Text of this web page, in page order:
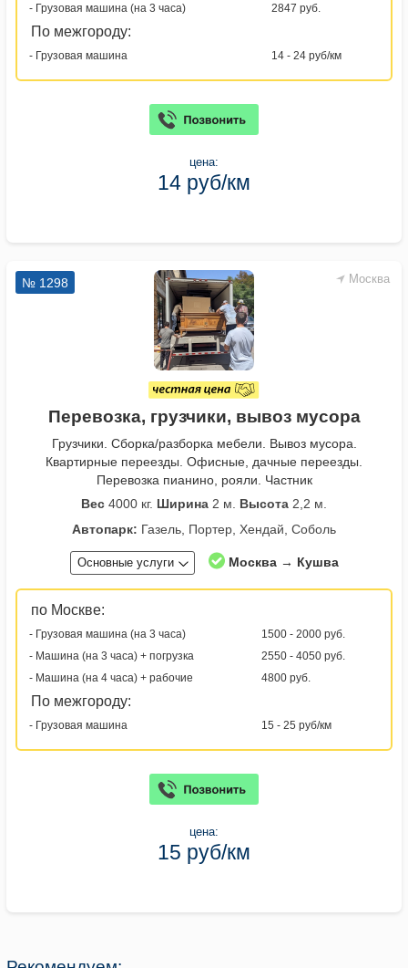
- Грузовая машина (на 3 часа) 2847 руб.
По межгороду:
- Грузовая машина 14 - 24 руб/км
цена:
14 руб/км
Москва
№ 1298
Перевозка, грузчики, вывоз мусора
Грузчики. Сборка/разборка мебели. Вывоз мусора.
Квартирные переезды. Офисные, дачные переезды.
Перевозка пианино, рояли. Частник
Вес 4000 кг. Ширина 2 м. Высота 2,2 м.
Автопарк: Газель, Портер, Хендай, Соболь
Основные услуги Москва → Кушва
по Москве:
- Грузовая машина (на 3 часа)
1500 - 2000 руб.
- Машина (на 3 часа) + погрузка
2550 - 4050 руб.
- Машина (на 4 часа) + рабочие
4800 руб.
По межгороду:
- Грузовая машина 15 - 25 руб/км
цена:
15 руб/км